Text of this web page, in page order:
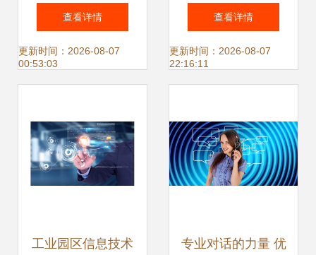
包括市场信息咨询
查看详情
更新时间：2026-08-07
00:53:03
厂‘搬入’进博会 信
息咨询服务的创新
查看详情
更新时间：2026-08-07
22:16:11
工业园区信息技术 专业对话的力量 优